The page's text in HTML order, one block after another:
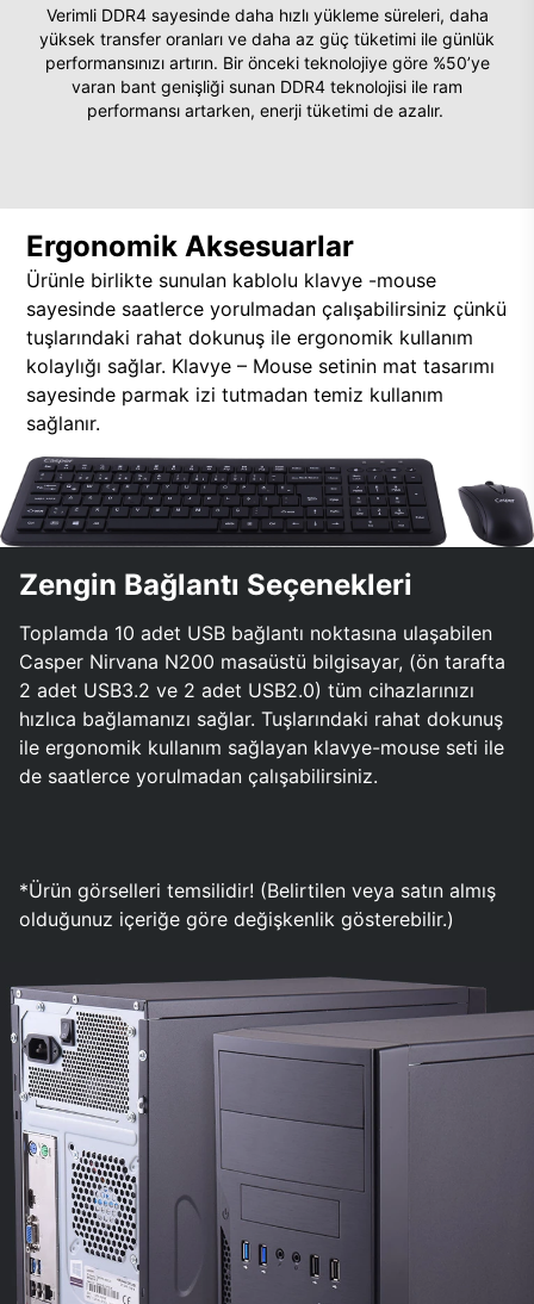
Verimli DDR4 sayesinde daha hızlı yükleme süreleri, daha
yüksek transfer oranları ve daha az güç tüketimi ile günlük
performansınızı artırın. Bir önceki teknolojiye göre %50’ye
varan bant genişliği sunan DDR4 teknolojisi ile ram
performansı artarken, enerji tüketimi de azalır.
Ergonomik Aksesuarlar
Ürünle birlikte sunulan kablolu klavye -mouse
sayesinde saatlerce yorulmadan çalışabilirsiniz çünkü
tuşlarındaki rahat dokunuş ile ergonomik kullanım
kolaylığı sağlar. Klavye – Mouse setinin mat tasarımı
sayesinde parmak izi tutmadan temiz kullanım
sağlanır.
Zengin Bağlantı Seçenekleri
Toplamda 10 adet USB bağlantı noktasına ulaşabilen
Casper Nirvana N200 masaüstü bilgisayar, (ön tarafta
2 adet USB3.2 ve 2 adet USB2.0) tüm cihazlarınızı
hızlıca bağlamanızı sağlar. Tuşlarındaki rahat dokunuş
ile ergonomik kullanım sağlayan klavye-mouse seti ile
de saatlerce yorulmadan çalışabilirsiniz.
*Ürün görselleri temsilidir! (Belirtilen veya satın almış
olduğunuz içeriğe göre değişkenlik gösterebilir.)